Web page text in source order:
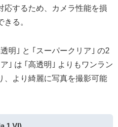
応するため、カメラ性能を損
る。
明｣ と ｢スーパークリア｣ の2
｣ は ｢高透明｣ よりもワンラン
、より綺麗に写真を撮影可能